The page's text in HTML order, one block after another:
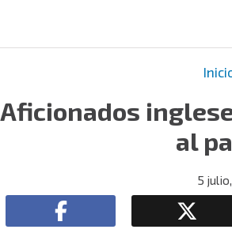
Aficionados
al
5